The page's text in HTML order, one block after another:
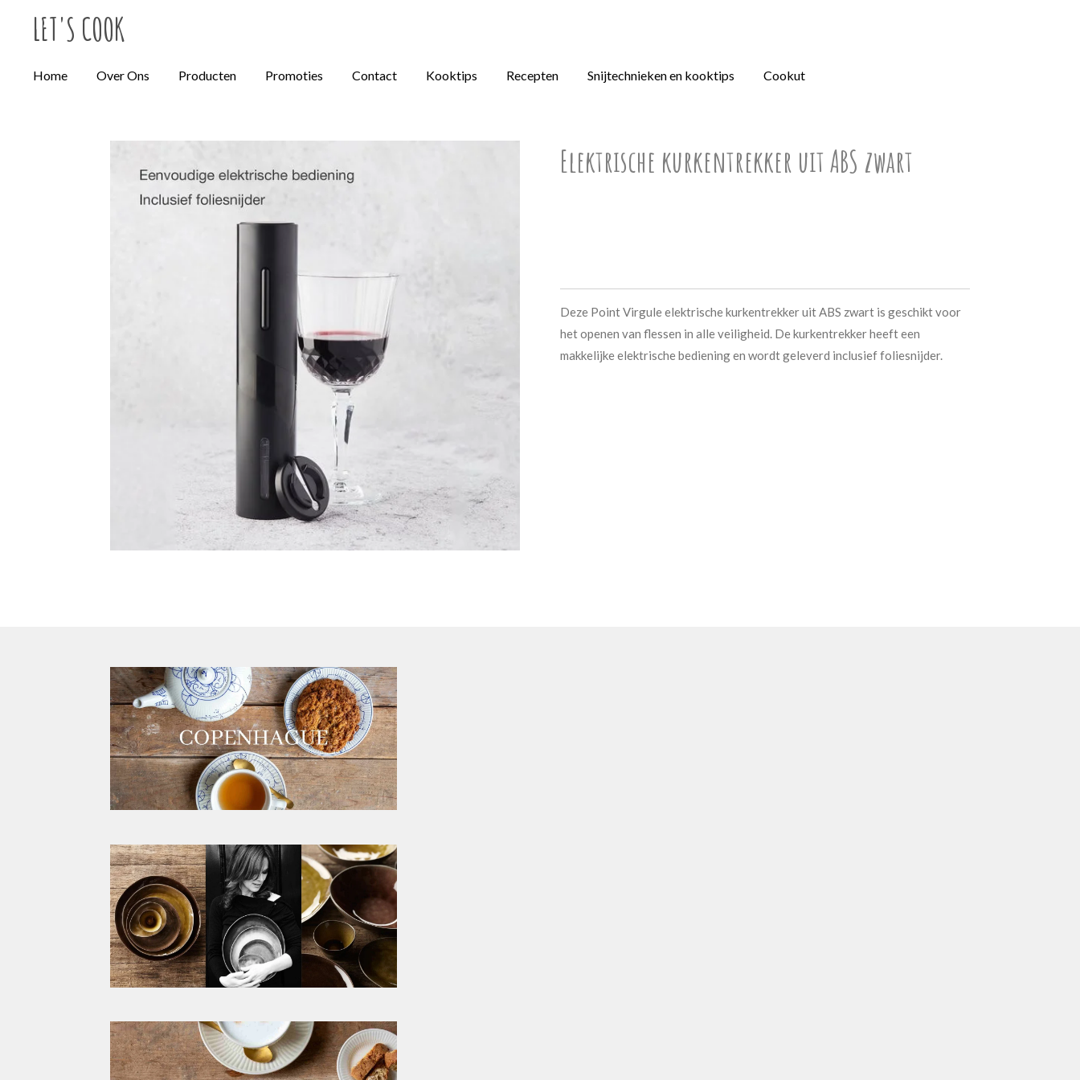
directLET'S COOK
Home Over Ons Producten Promoties Contact Kooktips Recepten Snijtechnieken en kooktips Cookut
Elektrische kurkentrekker uit ABS zwart
Deze Point Virgule elektrische kurkentrekker uit ABS zwart is geschikt voor
het openen van flessen in alle veiligheid. De kurkentrekker heeft een
makkelijke elektrische bediening en wordt geleverd inclusief foliesnijder.